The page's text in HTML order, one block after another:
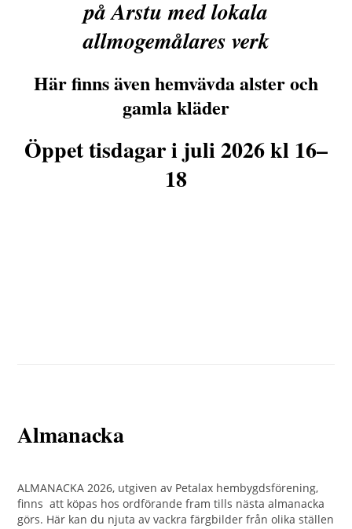
på Arstu med lokala
allmogemålares verk
Här finns även hemvävda alster och
gamla kläder
Öppet tisdagar i juli 2026 kl 16–
18
Almanacka
ALMANACKA 2026, utgiven av Petalax hembygdsförening,
finns att köpas hos ordförande fram tills nästa almanacka
görs. Här kan du njuta av vackra färgbilder från olika ställen